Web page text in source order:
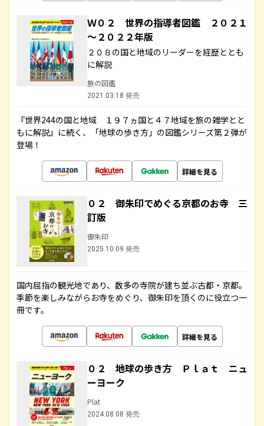
Ｗ０２ 世界の指導者図鑑 ２０２１
～２０２２年版
２０８の国と地域のリーダーを経歴ととも
に解説
旅の図鑑
2021.03.18 発売
『世界244の国と地域 １９７ヵ国と４７地域を旅の雑学とと
もに解説』に続く、「地球の歩き方」の図鑑シリーズ第２弾が
登場！
詳細を見る
０２ 御朱印でめぐる京都のお寺 三
訂版
御朱印
2025.10.09 発売
国内屈指の観光地であり、数多の寺院が建ち並ぶ古都・京都。
季節を楽しみながらお寺をめぐり、御朱印を頂くのに役立つ一
冊です。
詳細を見る
０２ 地球の歩き方 Ｐｌａｔ ニュ
ーヨーク
Plat
2024.08.08 発売